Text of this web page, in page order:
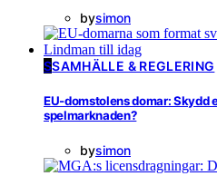
bysimon
SSAMHÄLLE & REGLERING
EU-domstolens domar: Skydd
spelmarknaden?
bysimon